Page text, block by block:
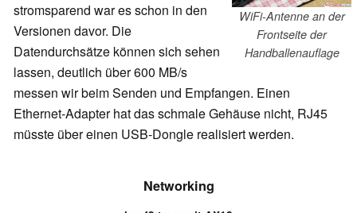
WiFi-Antenne an der
Frontseite der
Handballenauflage
stromsparend war es schon in den
Versionen davor. Die
Datendurchsätze können sich sehen
lassen, deutlich über 600 MB/s
messen wir beim Senden und Empfangen. Einen
Ethernet-Adapter hat das schmale Gehäuse nicht, RJ45
müsste über einen USB-Dongle realisiert werden.
Networking